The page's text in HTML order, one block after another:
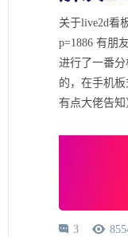
关于live2d看
p=1886 有朋
进行了一番
的，在手机
有点大佬告知
 3 